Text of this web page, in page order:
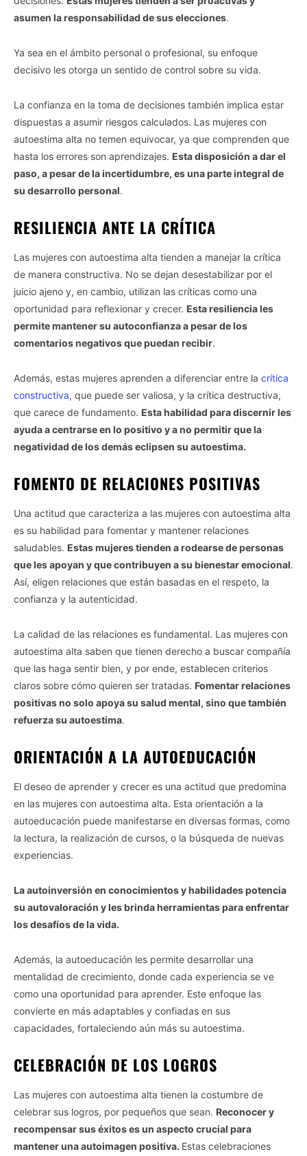
asumen la responsabilidad de sus elecciones.
Ya sea en el ámbito personal o profesional, su enfoque
decisivo les otorga un sentido de control sobre su vida.
La confianza en la toma de decisiones también implica estar
dispuestas a asumir riesgos calculados. Las mujeres con
autoestima alta no temen equivocar, ya que comprenden que
hasta los errores son aprendizajes. Esta disposición a dar el
paso, a pesar de la incertidumbre, es una parte integral de
su desarrollo personal.
RESILIENCIA ANTE LA CRÍTICA
Las mujeres con autoestima alta tienden a manejar la crítica
de manera constructiva. No se dejan desestabilizar por el
juicio ajeno y, en cambio, utilizan las críticas como una
oportunidad para reflexionar y crecer. Esta resiliencia les
permite mantener su autoconfianza a pesar de los
comentarios negativos que puedan recibir.
Además, estas mujeres aprenden a diferenciar entre la crítica
constructiva, que puede ser valiosa, y la crítica destructiva,
que carece de fundamento. Esta habilidad para discernir les
ayuda a centrarse en lo positivo y a no permitir que la
negatividad de los demás eclipsen su autoestima.
FOMENTO DE RELACIONES POSITIVAS
Una actitud que caracteriza a las mujeres con autoestima alta
es su habilidad para fomentar y mantener relaciones
saludables. Estas mujeres tienden a rodearse de personas
que les apoyan y que contribuyen a su bienestar emocional.
Así, eligen relaciones que están basadas en el respeto, la
confianza y la autenticidad.
La calidad de las relaciones es fundamental. Las mujeres con
autoestima alta saben que tienen derecho a buscar compañía
que las haga sentir bien, y por ende, establecen criterios
claros sobre cómo quieren ser tratadas. Fomentar relaciones
positivas no solo apoya su salud mental, sino que también
refuerza su autoestima.
ORIENTACIÓN A LA AUTOEDUCACIÓN
El deseo de aprender y crecer es una actitud que predomina
en las mujeres con autoestima alta. Esta orientación a la
autoeducación puede manifestarse en diversas formas, como
la lectura, la realización de cursos, o la búsqueda de nuevas
experiencias.
La autoinversión en conocimientos y habilidades potencia
su autovaloración y les brinda herramientas para enfrentar
los desafíos de la vida.
Además, la autoeducación les permite desarrollar una
mentalidad de crecimiento, donde cada experiencia se ve
como una oportunidad para aprender. Este enfoque las
convierte en más adaptables y confiadas en sus
capacidades, fortaleciendo aún más su autoestima.
CELEBRACIÓN DE LOS LOGROS
Las mujeres con autoestima alta tienen la costumbre de
celebrar sus logros, por pequeños que sean. Reconocer y
recompensar sus éxitos es un aspecto crucial para
mantener una autoimagen positiva. Estas celebraciones